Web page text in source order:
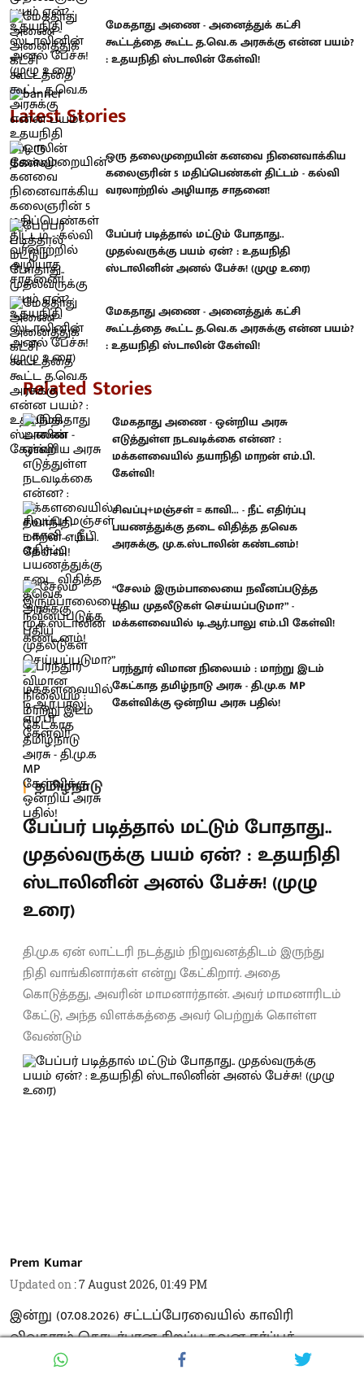
மேகதாது அணை - அனைத்துக் கட்சி
கூட்டத்தை கூட்ட த.வெ.க அரசுக்கு என்ன பயம்?
: உதயநிதி ஸ்டாலின் கேள்வி!
Latest Stories
ஒரு தலைமுறையின் கனவை நினைவாக்கிய
கலைஞரின் 5 மதிப்பெண்கள் திட்டம் - கல்வி
வரலாற்றில் அழியாத சாதனை!
பேப்பர் படித்தால் மட்டும் போதாது..
முதல்வருக்கு பயம் ஏன்? : உதயநிதி
ஸ்டாலினின் அனல் பேச்சு! (முழு உரை)
மேகதாது அணை - அனைத்துக் கட்சி
கூட்டத்தை கூட்ட த.வெ.க அரசுக்கு என்ன பயம்?
: உதயநிதி ஸ்டாலின் கேள்வி!
Related Stories
மேகதாது அணை - ஒன்றிய அரசு
எடுத்துள்ள நடவடிக்கை என்ன? :
மக்களவையில் தயாநிதி மாறன் எம்.பி.
கேள்வி!
சிவப்பு+மஞ்சள் = காவி... - நீட் எதிர்ப்பு
பயணத்துக்கு தடை விதித்த தவெக
அரசுக்கு, மு.க.ஸ்டாலின் கண்டனம்!
“சேலம் இரும்பாலையை நவீனப்படுத்த
புதிய முதலீடுகள் செய்யப்படுமா?” -
மக்களவையில் டி.ஆர்.பாலு எம்.பி கேள்வி!
பரந்தூர் விமான நிலையம் : மாற்று இடம்
கேட்காத தமிழ்நாடு அரசு - தி.மு.க MP
கேள்விக்கு ஒன்றிய அரசு பதில்!
தமிழ்நாடு
பேப்பர் படித்தால் மட்டும் போதாது..
முதல்வருக்கு பயம் ஏன்? : உதயநிதி
ஸ்டாலினின் அனல் பேச்சு! (முழு
உரை)
தி.மு.க ஏன் லாட்டரி நடத்தும் நிறுவனத்திடம் இருந்து
நிதி வாங்கினார்கள் என்று கேட்கிறார். அதை
கொடுத்தது, அவரின் மாமனார்தான். அவர் மாமனாரிடம்
கேட்டு, அந்த விளக்கத்தை அவர் பெற்றுக் கொள்ள
வேண்டும்
Prem Kumar
Updated on :7 August 2026, 01:49 PM
இன்று (07.08.2026) சட்டப்பேரவையில் காவிரி
விவகாரம் தொடர்பான சிறப்பு கவன ஈர்ப்புத்
தீர்மானத்தில், கழக இளைஞர் அணிச் செயலாளர் -